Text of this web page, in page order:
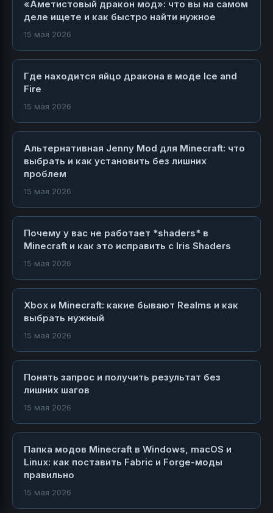
«Аметистовый дракон мод»: что вы на самом
деле ищете и как быстро найти нужное
15 мая 2026
Где находится яйцо дракона в моде Ice and
Fire
15 мая 2026
Альтернативная Jenny Mod для Minecraft: что
выбрать и как установить без лишних
проблем
15 мая 2026
Почему у вас не работает *shaders* в
Minecraft и как это исправить с Iris Shaders
15 мая 2026
Xbox и Minecraft: какие бывают Realms и как
выбрать нужный
15 мая 2026
Понять запрос и получить результат без
лишних шагов
15 мая 2026
Папка модов Minecraft в Windows, macOS и
Linux: как поставить Fabric и Forge-моды
правильно
15 мая 2026